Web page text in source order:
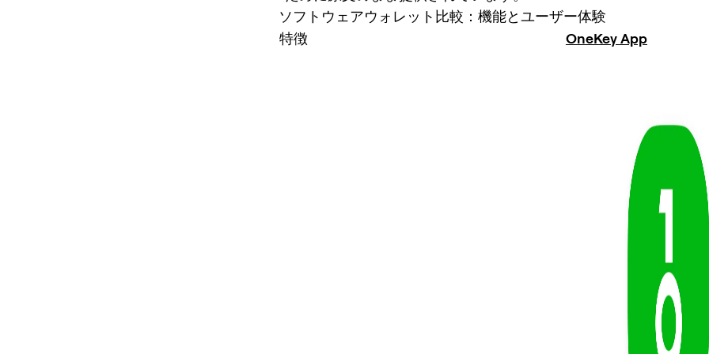
ソフトウェアウォレット比較：機能とユーザー体験
特徴
OneKey App